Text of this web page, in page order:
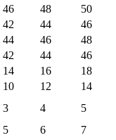
46 48
50
42 44
46
44 46
48
42 44
46
14 16
18
10 12
14
3 4
5
5 6
7